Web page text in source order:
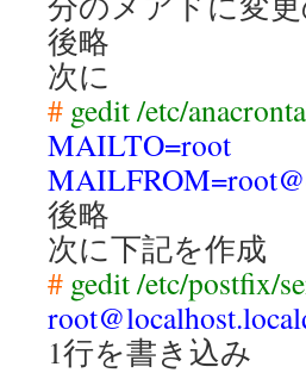
後略
次に
# gedit /etc/
MAILTO=root
後略
次に下記を作成
# gedit /etc/postfix/
1行を書き込み